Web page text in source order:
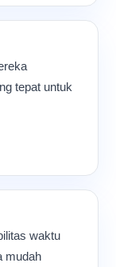
tepat untuk
waktu
mudah